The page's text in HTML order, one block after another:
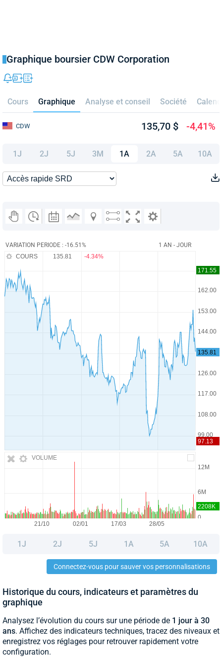
Graphique boursier CDW Corporation
Cours Graphique Analyse et conseil Société
CDW 135,70 $ -4,41%
1J 2J 5J 3M 1A 2A 5A 10A
VARIATION PERIODE : -16.51% 1 AN - JOUR
VOLUME
COURS 135.81 -4.34%
1J 2J 5J 1A 5A 10A
Connectez-vous pour sauver vos personnalisations
Historique du cours, indicateurs et paramètres du
graphique
Analysez l’évolution du cours sur une période de 1 jour à 30
ans. Affichez des indicateurs techniques, tracez des niveaux et
enregistrez vos réglages pour retrouver rapidement votre
configuration.